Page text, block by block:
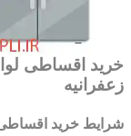
خرید اقساطی
زعفرانیه
شرایط خرید